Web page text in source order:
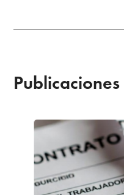
Publicaciones